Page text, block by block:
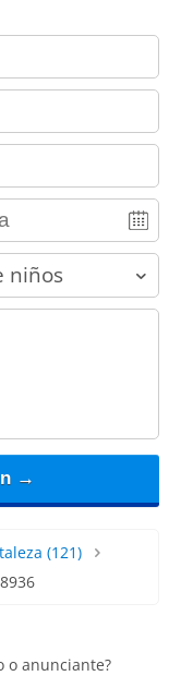
→
(121)
o anunciante?